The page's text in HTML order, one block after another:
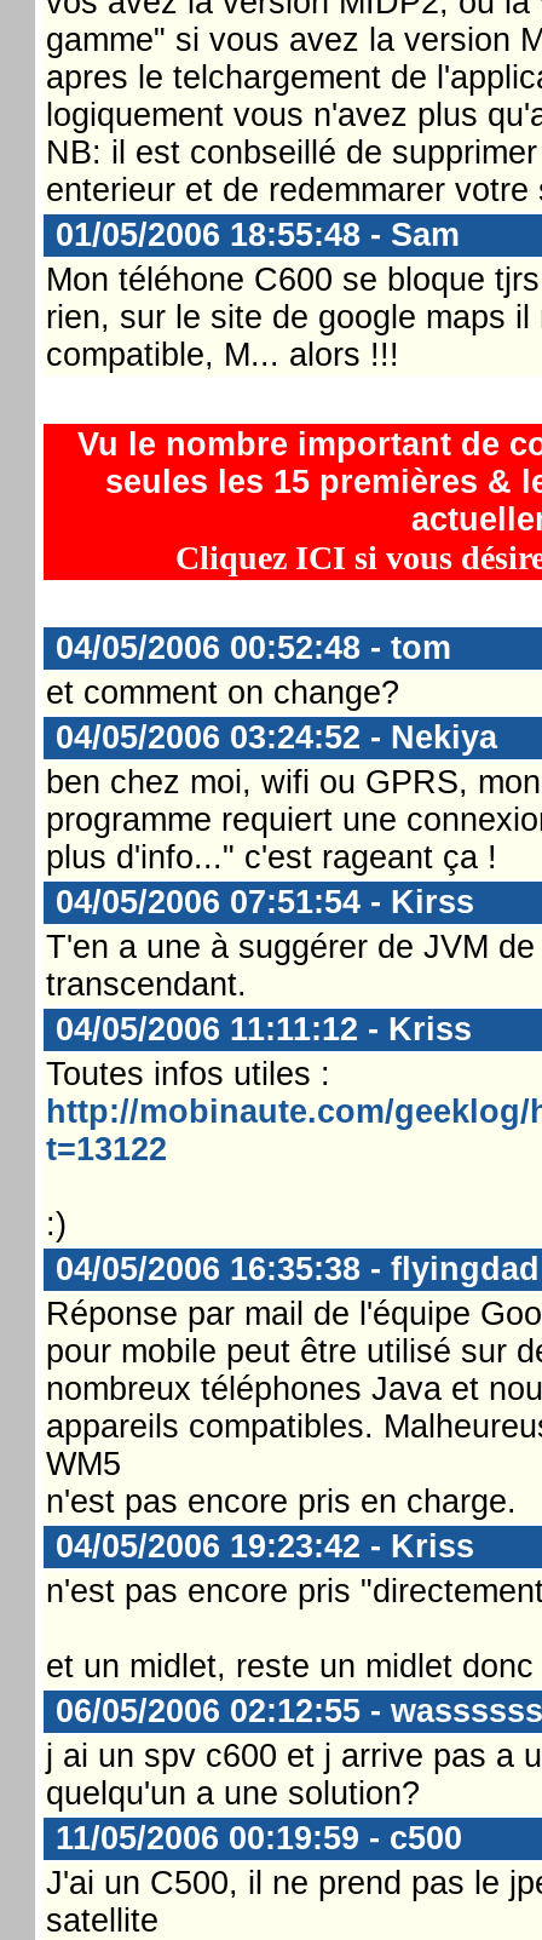
gamme" si vous avez la version
apres le telchargement de
logiquement vous n'avez plus
NB: il est conbseillé de
enterieur et de redemmarer
01/05/2006 18:55:48 - Sam
Mon téléhone C600 se bloque
rien, sur le site de google maps
compatible, M... alors !!!
Vu le nombre important de
seules les 15 premières &
Cliquez ICI si vous
04/05/2006 00:52:48 - tom
et comment on change?
04/05/2006 03:24:52 - Nekiya
ben chez moi, wifi ou GPRS,
programme requiert une
plus d'info..." c'est rageant ça !
04/05/2006 07:51:54 - Kirss
T'en a une à suggérer de JVM
transcendant.
04/05/2006 11:11:12 - Kriss
Toutes infos utiles :
http://mobinaute.com/
t=13122
:)
04/05/2006 16:35:38 - flyingdad
Réponse par mail de l'équipe
pour mobile peut être utilisé sur
nombreux téléphones Java et
appareils compatibles.
WM5
n'est pas encore pris en charge.
04/05/2006 19:23:42 - Kriss
n'est pas encore pris
et un midlet, reste un midlet
06/05/2006 02:12:55 -
j ai un spv c600 et j arrive pas a
quelqu'un a une solution?
11/05/2006 00:19:59 - c500
J'ai un C500, il ne prend pas le
satellite